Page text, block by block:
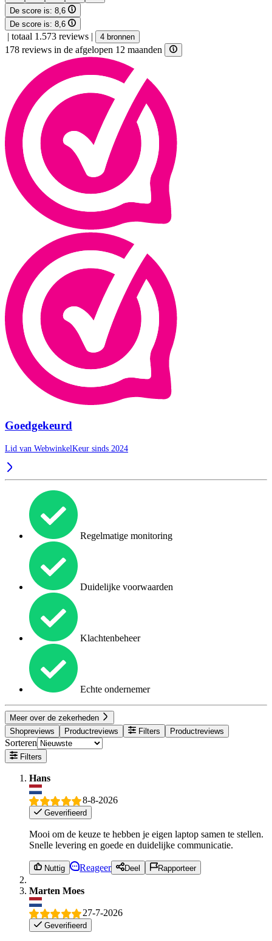
De score is: 8,6
De score is: 8,6
| totaal 1.573 reviews | 4 bronnen
178 reviews in de afgelopen 12 maanden
Goedgekeurd
Lid van WebwinkelKeur sinds 2024
Regelmatige monitoring
Duidelijke voorwaarden
Klachtenbeheer
Echte ondernemer
Meer over de zekerheden
Shopreviews
Productreviews Filters Productreviews
Sorteren
Filters
Hans
8-8-2026
Geverifieerd
Mooi om de keuze te hebben je eigen laptop samen te stellen.
Snelle levering en goede en duidelijke communicatie.
Nuttig Reageer Deel Rapporteer
Marten Moes
27-7-2026
Geverifieerd